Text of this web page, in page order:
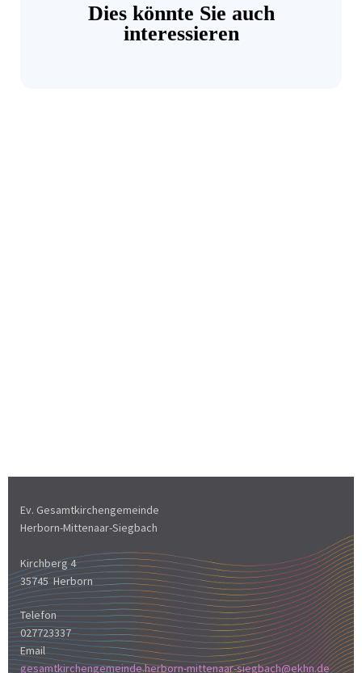
Dies könnte Sie auch
interessieren
Ev. Gesamtkirchengemeinde
Herborn-Mittenaar-Siegbach
Kirchberg 4
35745 Herborn
Telefon
027723337
Email
gesamtkirchengemeinde.herborn-mittenaar-siegbach@ekhn.de